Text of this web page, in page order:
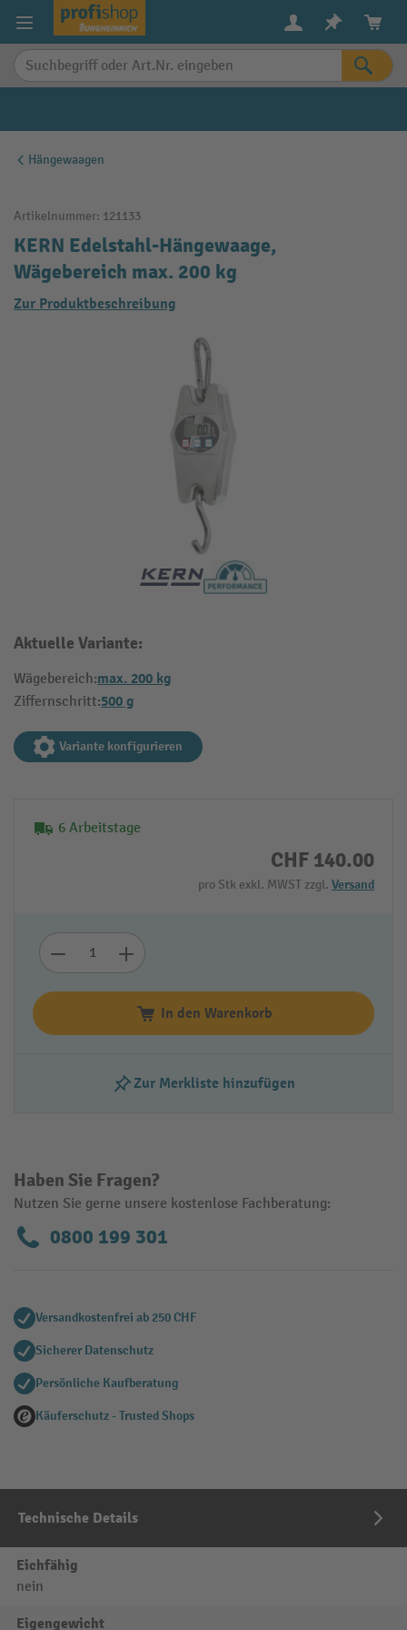
springen
Hängewaagen
Artikelnummer: 121133
KERN Edelstahl-Hängewaage,
Wägebereich max. 200 kg
Zur Produktbeschreibung
Aktuelle Variante:
Wägebereich:max. 200 kg
Ziffernschritt:500 g
Variante konfigurieren
6 Arbeitstage
CHF 140.00
pro Stk exkl. MWST zzgl. Versand
In den Warenkorb
Zur Merkliste hinzufügen
Haben Sie Fragen?
Nutzen Sie gerne unsere kostenlose Fachberatung:
0800 199 301
Versandkostenfrei ab 250 CHF
Sicherer Datenschutz
Persönliche Kaufberatung
Käuferschutz - Trusted Shops
Technische Details
Eichfähig
nein
Eigengewicht